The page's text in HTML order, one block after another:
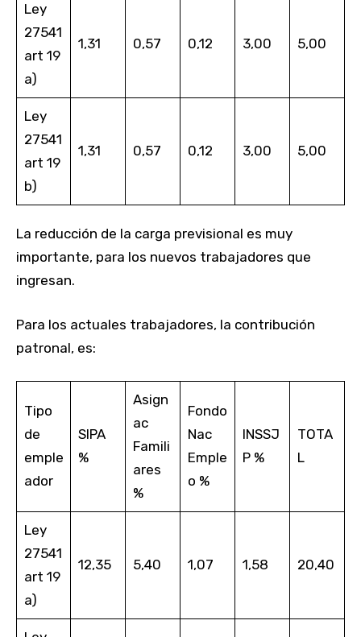
Ley
27541
art 19
a)
1,31 0,57 0,12 3,00 5,00
Ley
27541
art 19
b)
1,31 0,57 0,12 3,00 5,00
La reducción de la carga previsional es muy
importante, para los nuevos trabajadores que
ingresan.
Para los actuales trabajadores, la contribución
patronal, es:
Tipo
de
emple
ador
SIPA
%
Asign
ac
Famili
ares
%
Fondo
Nac
Emple
o %
INSSJ
P %
TOTA
L
Ley
27541
art 19
a)
12,35 5,40 1,07 1,58 20,40